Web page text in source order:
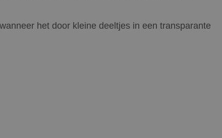
het door kleine deeltjes in een transparante